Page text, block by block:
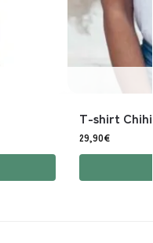
T-shirt
29,90€